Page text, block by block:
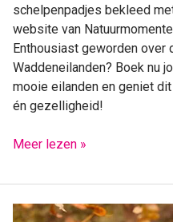
schelpenpadjes bekleed
website van
Enthousiast geworden over
Waddeneilanden? Boek nu
mooie eilanden en geniet dit
én gezelligheid!
Meer lezen »
Een